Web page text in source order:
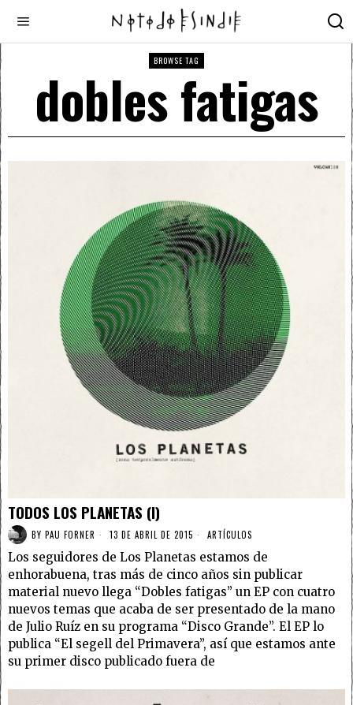
BROWSE TAG
dobles fatigas
TODOS LOS PLANETAS (I)
BY PAU FORNER 13 DE ABRIL DE 2015 ARTÍCULOS
Los seguidores de Los Planetas estamos de
enhorabuena, tras más de cinco años sin publicar
material nuevo llega “Dobles fatigas” un EP con cuatro
nuevos temas que acaba de ser presentado de la mano
de Julio Ruíz en su programa “Disco Grande”. El EP lo
publica “El segell del Primavera”, así que estamos ante
su primer disco publicado fuera de